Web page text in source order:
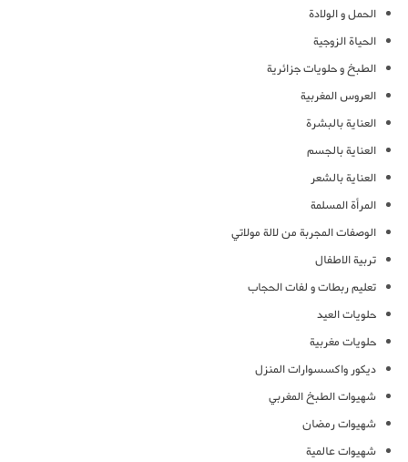
الحمل و الولادة
الحياة الزوجية
الطبخ و حلويات جزائرية
العروس المغربية
العناية بالبشرة
العناية بالجسم
العناية بالشعر
المرأة المسلمة
الوصفات المجربة من لالة مولاتي
تربية الاطفال
تعليم ربطات و لفات الحجاب
حلويات العيد
حلويات مغربية
ديكور واكسسوارات المنزل
شهيوات الطبخ المغربي
شهيوات رمضان
شهيوات عالمية